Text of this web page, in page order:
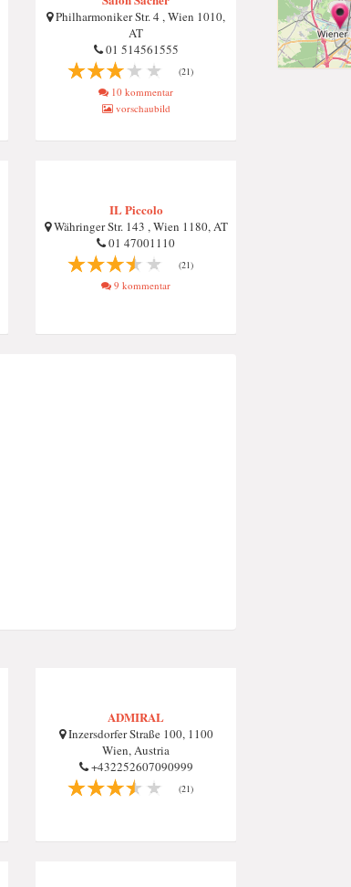
Philharmoniker Str. 4 , Wien 1010,
AT
01 514561555
(21)
10 kommentar
vorschaubild
IL Piccolo
Währinger Str. 143 , Wien 1180, AT
01 47001110
(21)
9 kommentar
ADMIRAL
Inzersdorfer Straße 100, 1100
Wien, Austria
+432252607090999
(21)